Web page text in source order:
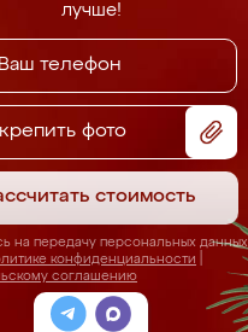
лучше!
фото
стоимость
на передачу персональных данных
конфиденциальности
соглашению